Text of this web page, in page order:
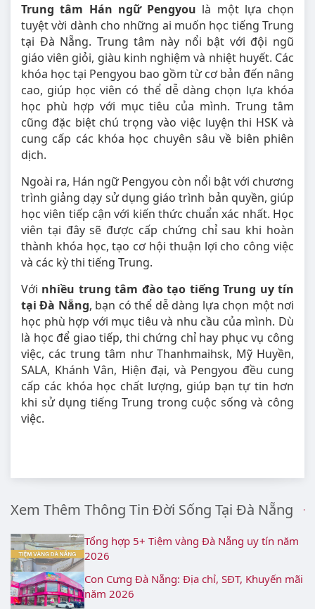
Trung tâm Hán ngữ Pengyou là một lựa chọn
tuyệt vời dành cho những ai muốn học tiếng Trung
tại Đà Nẵng. Trung tâm này nổi bật với đội ngũ
giáo viên giỏi, giàu kinh nghiệm và nhiệt huyết. Các
khóa học tại Pengyou bao gồm từ cơ bản đến nâng
cao, giúp học viên có thể dễ dàng chọn lựa khóa
học phù hợp với mục tiêu của mình. Trung tâm
cũng đặc biệt chú trọng vào việc luyện thi HSK và
cung cấp các khóa học chuyên sâu về biên phiên
dịch.
Ngoài ra, Hán ngữ Pengyou còn nổi bật với chương
trình giảng dạy sử dụng giáo trình bản quyền, giúp
học viên tiếp cận với kiến thức chuẩn xác nhất. Học
viên tại đây sẽ được cấp chứng chỉ sau khi hoàn
thành khóa học, tạo cơ hội thuận lợi cho công việc
và các kỳ thi tiếng Trung.
Với nhiều trung tâm đào tạo tiếng Trung uy tín
tại Đà Nẵng, bạn có thể dễ dàng lựa chọn một nơi
học phù hợp với mục tiêu và nhu cầu của mình. Dù
là học để giao tiếp, thi chứng chỉ hay phục vụ công
việc, các trung tâm như Thanhmaihsk, Mỹ Huyền,
SALA, Khánh Vân, Hiện đại, và Pengyou đều cung
cấp các khóa học chất lượng, giúp bạn tự tin hơn
khi sử dụng tiếng Trung trong cuộc sống và công
việc.
Xem Thêm Thông Tin Đời Sống Tại Đà Nẵng
Tổng hợp 5+ Tiệm vàng Đà Nẵng uy tín năm
2026
Con Cưng Đà Nẵng: Địa chỉ, SĐT, Khuyến mãi
năm 2026